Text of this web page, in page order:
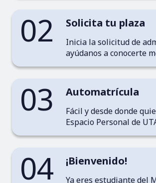
02 Solicita tu plaza
Inicia la solicitud de
ayúdanos a conocerte
03 Automatrícula
Fácil y desde donde
Espacio Personal de
04 ¡Bienvenido!
Ya eres estudiante del